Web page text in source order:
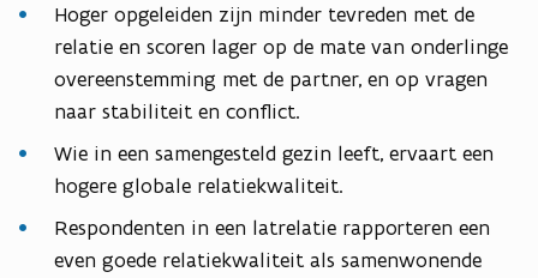
Hoger opgeleiden zijn minder tevreden met de
relatie en scoren lager op de mate van onderlinge
overeenstemming met de partner, en op vragen
naar stabiliteit en conflict.
Wie in een samengesteld gezin leeft, ervaart een
hogere globale relatiekwaliteit.
Respondenten in een latrelatie rapporteren een
even goede relatiekwaliteit als samenwonende